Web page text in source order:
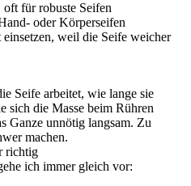
oft für robuste Seifen
oder Körperseifen
einsetzen, weil die Seife weicher
Seife arbeitet, wie lange sie
sich die Masse beim Rühren
Ganze unnötig langsam. Zu
machen.
richtig
ich immer gleich vor: